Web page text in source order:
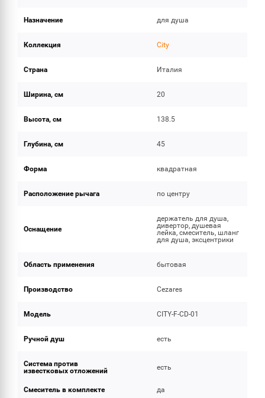
Назначение для душа
Коллекция City
Страна Италия
Ширина, см 20
Высота, см 138.5
Глубина, см 45
Форма квадратная
Расположение рычага по центру
Оснащение
держатель для душа,
дивертор, душевая
лейка, смеситель, шланг
для душа, эксцентрики
Область применения бытовая
Производство Cezares
Модель CITY-F-CD-01
Ручной душ есть
Система против
известковых отложений
есть
Смеситель в комплекте да